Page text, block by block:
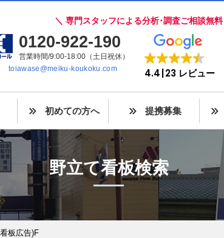
＼ 専門スタッフによる分析･調査ご相談無
0120-922-190
営業時間/9:00-18:00（土日祝休）
toiawase@meiku-koukoku.com
4.4 23 レビュー
初めての方へ 提携募集
野立て看板検索
看板広告)F